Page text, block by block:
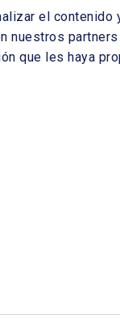
el contenido
nuestros
que les haya